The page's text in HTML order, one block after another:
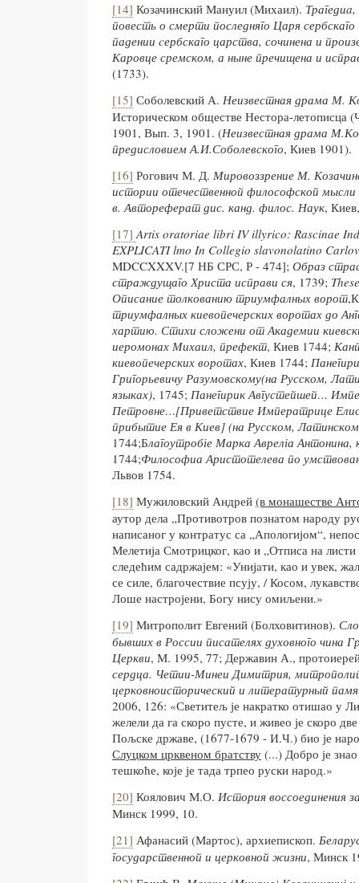
[14] Козачинский Мануил (Михаил).
повесть о смерти последняго Царя
падении cербскаго царства, сочинена и
Каровце сремском, а ныне пречищена и
(1733).
[15] Соболевский А. Неизвестная драма М.
Историческом обществе Нестора-
1901, Вып. 3, 1901. (Неизвестная драма
предисловием А.И.Соболевского, Киев 1901).
[16] Рогович М. Д. Мировоззрение М.
истории отечественной философской
в. Автореферат дис. канд. филос. Наук,
[17]Artis oratoriae libri IV illyrico: Rascinae
EXPLICATI lmo In Collegio slavonolatino
MDCCXXXV.[7 НБ СРС, Р - 474]; Образ
страждущаго Христа исправи ся, 1739;
Описание толкованию триумфалных ворот
триумфалных киевопечерских воротах до
хартию. Стихи сложени от Академии
иеромонах Михаил, префект, Киев 1744;
киевопечерских воротах, Киев 1744;
Григорьевичу Разумовскому(на Русском,
языках), 1745; ПанегирикАвгустейшей…
Петровне…[Приветствие Императрице
прибытие Ея в Киев] (на Русском,
1744;Благоутробіе Марка Авреліа Антонина,
1744;Философиа Аристотелева по
Львов 1754.
[18] Мужиловский Андрей (в монашестве
аутор дела „Противотров познатом народу
написаног у контратус са „Апологијом“,
Мелетија Смотрицког, као и „Отписа на листи
следећим садржајем: «Униjaти, као и увек,
се силе, благочествие псују, / Косом,
Лоше настројени, Богу нису омиљени.»
[19] Митрополит Евгений (Болховитинов).
бывших в России писателях духовного чина
Церкви, М. 1995, 77; Державин А.,
сердца. Четии-Минеи Димитрия,
церковноисторический и литературный
2006, 126: «Светитељ је накратко отишао у
желели да га скоро пусте, и живео је скоро
Пољске државе, (1677-1679 - И.Ч.) био је
Слуцком црквеном братству (...) Добро је
тешкоће, које је тада трпео руски народ.»
[20] Коялович М.О. История воссоединения
Минск 1999, 10.
[21] Афанасий (Мартос), архиепископ.
государственной и церковной жизни, Минск